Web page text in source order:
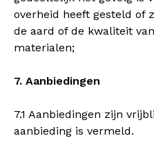
overheid heeft gesteld of
de aard of de kwaliteit
materialen;
7. Aanbiedingen
7.1 Aanbiedingen zijn
aanbieding is vermeld.